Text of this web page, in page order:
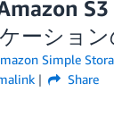
ーショ
Simple
Share